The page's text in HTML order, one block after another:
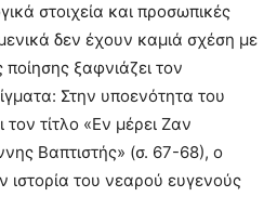
στοιχεία και προσωπικές
δεν έχουν καμιά σχέση με
ξαφνιάζει τον
Στην υποενότητα του
τίτλο «Εν μέρει Ζαν
Βαπτιστής» (σ. 67-68), ο
ιστορία του νεαρού ευγενούς